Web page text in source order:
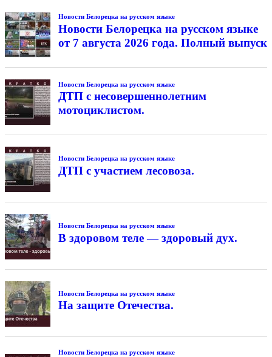
Новости Белорецка на русском языке
Новости Белорецка на русском языке
от 7 августа 2026 года. Полный выпуск
Новости Белорецка на русском языке
ДТП с несовершеннолетним
мотоциклистом.
Новости Белорецка на русском языке
ДТП с участием лесовоза.
Новости Белорецка на русском языке
В здоровом теле — здоровый дух.
Новости Белорецка на русском языке
На защите Отечества.
Новости Белорецка на русском языке